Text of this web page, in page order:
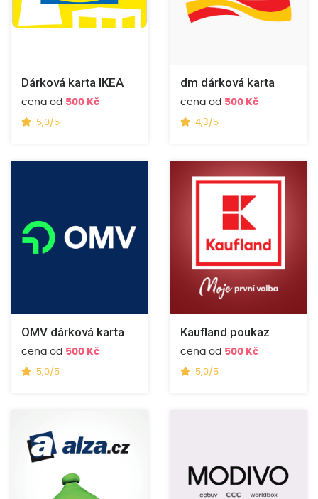
Dárková karta IKEA
cena od 500 Kč
5,0/5
dm dárková karta
cena od 500 Kč
4,3/5
OMV dárková karta
cena od 500 Kč
5,0/5
Kaufland poukaz
cena od 500 Kč
5,0/5